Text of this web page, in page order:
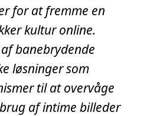
for at fremme en
kultur online.
banebrydende
løsninger som
til at overvåge
af intime billeder